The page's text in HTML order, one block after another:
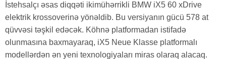
İstehsalçı əsas diqqəti ikimühərrikli BMW iX5 60 xDrive
elektrik krossoverinə yönəldib. Bu versiyanın gücü 578 at
qüvvəsi təşkil edəcək. Köhnə platformadan istifadə
olunmasına baxmayaraq, iX5 Neue Klasse platformalı
modellərdən ən yeni texnologiyaları miras olaraq alacaq.